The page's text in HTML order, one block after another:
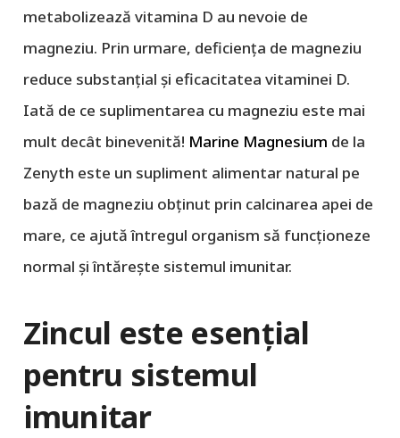
metabolizează vitamina D au nevoie de
magneziu. Prin urmare, deficiența de magneziu
reduce substanțial și eficacitatea vitaminei D.
Iată de ce suplimentarea cu magneziu este mai
mult decât binevenită! Marine Magnesium de la
Zenyth este un supliment alimentar natural pe
bază de magneziu obținut prin calcinarea apei de
mare, ce ajută întregul organism să funcționeze
normal și întărește sistemul imunitar.
Zincul este esențial
pentru sistemul
imunitar